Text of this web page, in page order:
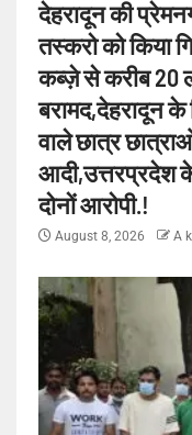
देहरादून की
तस्करो को किया
कब्ज़े से करीब 20
बरामद,देहरादून के
वाले छात्र
आदी,उत्तरप्रदेश
दोनों आरोपी.!
August 8, 2026 A